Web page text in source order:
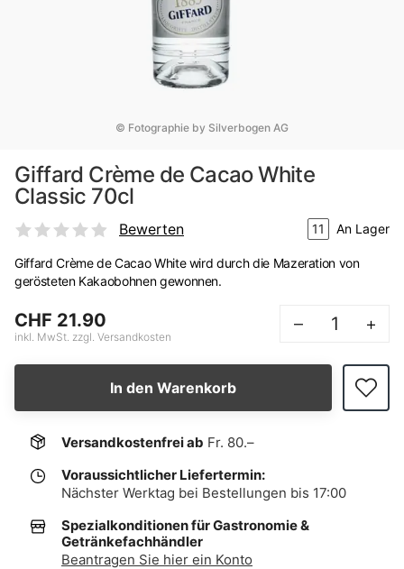
© Fotographie by Silverbogen AG
Giffard Crème de Cacao White
Classic 70cl
Bewerten 11 An Lager
Giffard Crème de Cacao White wird durch die Mazeration von
gerösteten Kakaobohnen gewonnen.
CHF 21.90
inkl. MwSt. zzgl. Versandkosten
– +
In den Warenkorb
Versandkostenfrei ab Fr. 80.–
Voraussichtlicher Liefertermin:
Nächster Werktag bei Bestellungen bis 17:00
Spezialkonditionen für Gastronomie &
Getränkefachhändler
Beantragen Sie hier ein Konto